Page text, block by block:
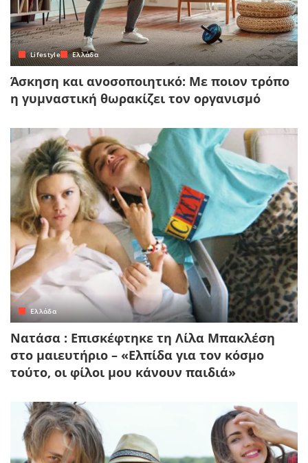
Lifestyle Ελλάδα
Άσκηση και ανοσοποιητικό: Με ποιον τρόπο
η γυμναστική θωρακίζει τον οργανισμό
Ελλάδα
Νατάσα : Επισκέφτηκε τη Λίλα Μπακλέση
στο μαιευτήριο – «Ελπίδα για τον κόσμο
τούτο, οι φίλοι μου κάνουν παιδιά»